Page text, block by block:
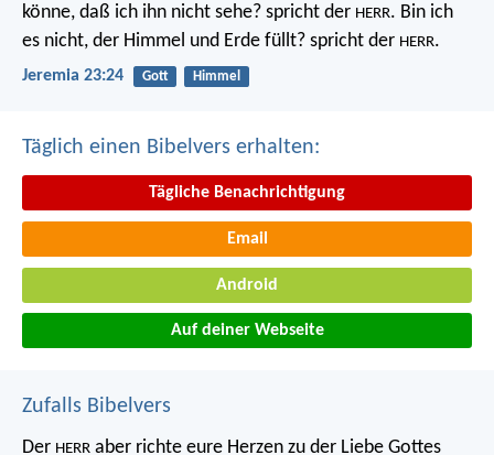
könne, daß ich ihn nicht sehe? spricht der HERR. Bin ich
es nicht, der Himmel und Erde füllt? spricht der HERR.
Jeremia 23:24 Gott Himmel
Täglich einen Bibelvers erhalten:
Tägliche Benachrichtigung
Email
Android
Auf deiner Webseite
Zufalls Bibelvers
Der HERR aber richte eure Herzen zu der Liebe Gottes